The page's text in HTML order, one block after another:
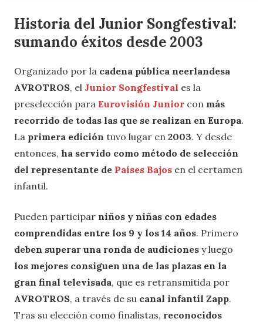
Historia del Junior Songfestival:
sumando éxitos desde 2003
Organizado por la cadena pública neerlandesa
AVROTROS, el Junior Songfestival es la
preselección para Eurovisión Junior con más
recorrido de todas las que se realizan en Europa.
La primera edición tuvo lugar en 2003. Y desde
entonces, ha servido como método de selección
del representante de Países Bajos en el certamen
infantil.
Pueden participar niños y niñas con edades
comprendidas entre los 9 y los 14 años. Primero
deben superar una ronda de audiciones y luego
los mejores consiguen una de las plazas en la
gran final televisada, que es retransmitida por
AVROTROS, a través de su canal infantil Zapp.
Tras su elección como finalistas, reconocidos